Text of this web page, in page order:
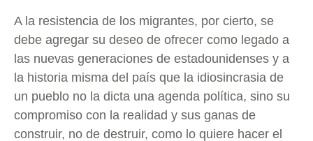
A la resistencia de los migrantes, por cierto, se
debe agregar su deseo de ofrecer como legado a
las nuevas generaciones de estadounidenses y a
la historia misma del país que la idiosincrasia de
un pueblo no la dicta una agenda política, sino su
compromiso con la realidad y sus ganas de
construir, no de destruir, como lo quiere hacer el